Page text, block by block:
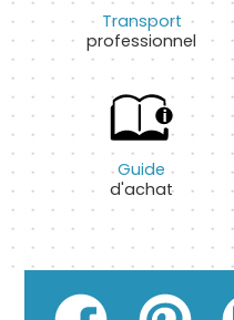
Transport
professionnel
Guide
d'achat